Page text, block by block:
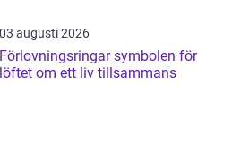
03 augusti 2026
Förlovningsringar symbolen för
löftet om ett liv tillsammans